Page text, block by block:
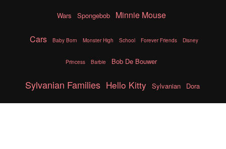
Wars Spongebob Minnie Mouse
Cars Baby Born Monster High School Forever Friends Disney
Princess Barbie Bob De Bouwer
Sylvanian Families Hello Kitty Sylvanian Dora